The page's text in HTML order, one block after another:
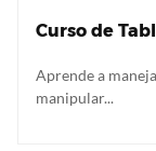
Curso de
Aprende a
manipular...